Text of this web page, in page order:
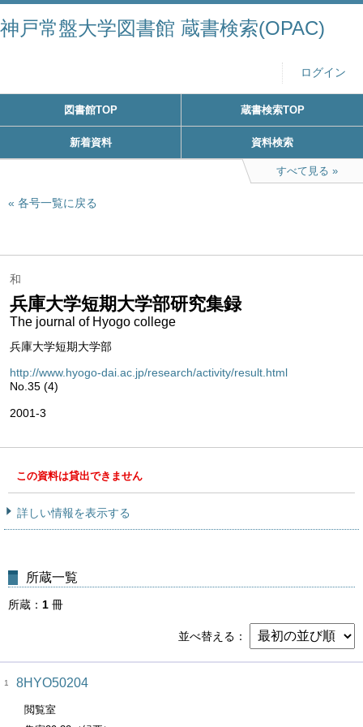
神戸常盤大学図書館 蔵書検索(OPAC)
ログイン
図書館TOP 蔵書検索TOP
新着資料 資料検索
すべて見る
各号一覧に戻る
和
兵庫大学短期大学部研究集録
The journal of Hyogo college
兵庫大学短期大学部
http://www.hyogo-dai.ac.jp/research/activity/result.html
No.35 (4)
2001-3
この資料は貸出できません
詳しい情報を表示する
所蔵一覧
所蔵 1 冊
並べ替える
1 8HYO50204
閲覧室